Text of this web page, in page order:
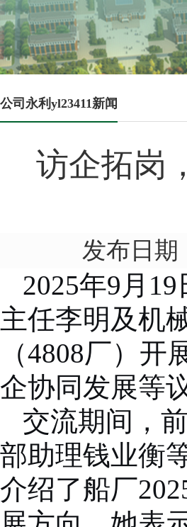
公司永利yl23411新闻
访企拓岗
发布日
2025年9 月 19
主任李明及机
（4808厂）开
企协同发展等
交流期间，
部助理钱业衡
介绍了船厂